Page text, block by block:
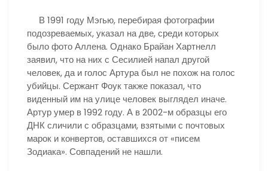
В 1991 году Мэгью, перебирая фотографии
подозреваемых, указал на две, среди которых
было фото Аллена. Однако Брайан Хартнелл
заявил, что на них с Сесилией напал другой
человек, да и голос Артура был не похож на голос
убийцы. Сержант Фоук также показал, что
виденный им на улице человек выглядел иначе.
Артур умер в 1992 году. А в 2002-м образцы его
ДНК сличили с образцами, взятыми с почтовых
марок и конвертов, оставшихся от «писем
Зодиака». Совпадений не нашли.